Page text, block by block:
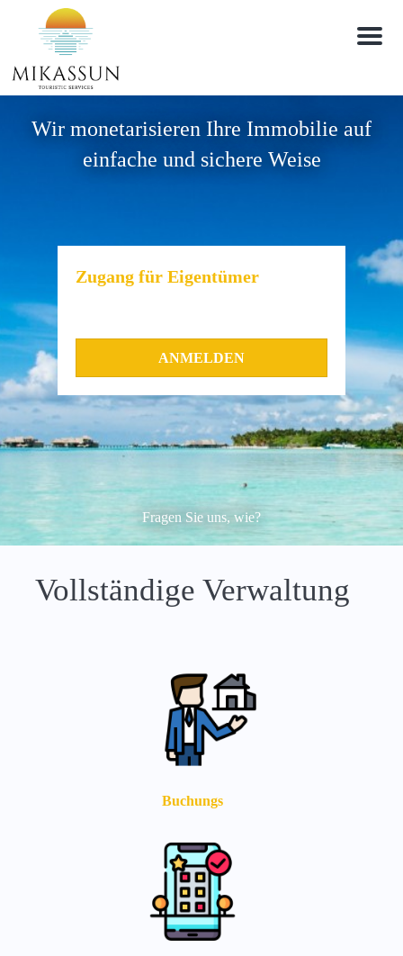
M
Wir monetarisieren Ihre Immobilie auf
einfache und sichere Weise
Fragen Sie uns, wie?
Zugang für Eigentümer
Vollständige Verwaltung
Buchungs